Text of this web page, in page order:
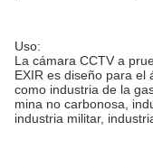
Uso:
La cámara CCTV a
EXIR es diseño para el
como industria de la
mina no carbonosa,
industria militar,